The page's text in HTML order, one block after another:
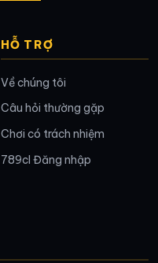
HỖ TRỢ
Về chúng tôi
Câu hỏi thường gặp
Chơi có trách nhiệm
789cl Đăng nhập